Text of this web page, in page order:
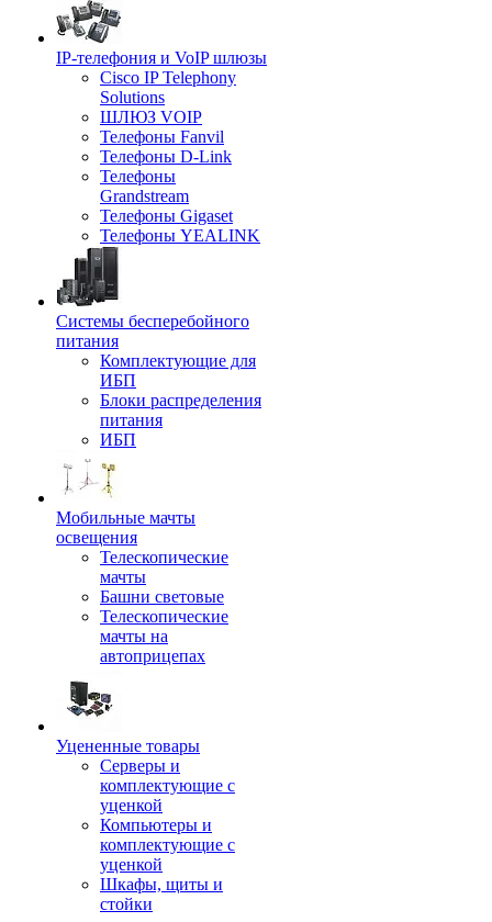
IP-телефония и VoIP шлюзы
Cisco IP Telephony
Solutions
ШЛЮЗ VOIP
Телефоны Fanvil
Телефоны D-Link
Телефоны
Grandstream
Телефоны Gigaset
Телефоны YEALINK
Системы бесперебойного
питания
Комплектующие для
ИБП
Блоки распределения
питания
ИБП
Мобильные мачты
освещения
Телескопические
мачты
Башни световые
Телескопические
мачты на
автоприцепах
Уцененные товары
Серверы и
комплектующие с
уценкой
Компьютеры и
комплектующие с
уценкой
Шкафы, щиты и
стойки